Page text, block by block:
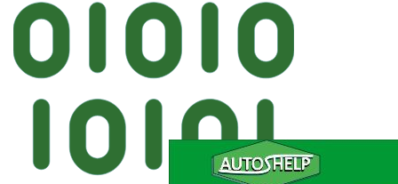
Автостекло
FYG BMW Лобовое крепеж ДД